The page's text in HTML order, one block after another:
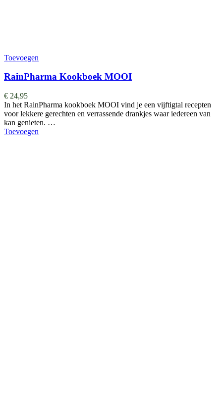
Toevoegen
RainPharma Kookboek MOOI
€ 24,95
In het RainPharma kookboek MOOI vind je een vijftigtal recepten
voor lekkere gerechten en verrassende drankjes waar iedereen van
kan genieten. …
Toevoegen